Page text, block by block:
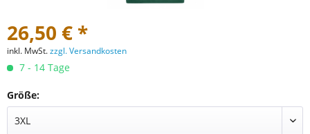
26,50 € *
inkl. MwSt.zzgl. Versandkosten
7 - 14 Tage
Größe: